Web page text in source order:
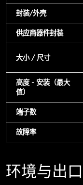
封装/外壳
供应商器件封装
大小 / 尺寸
高度 - 安装（最大
值）
端子数
故障率
环境与出口